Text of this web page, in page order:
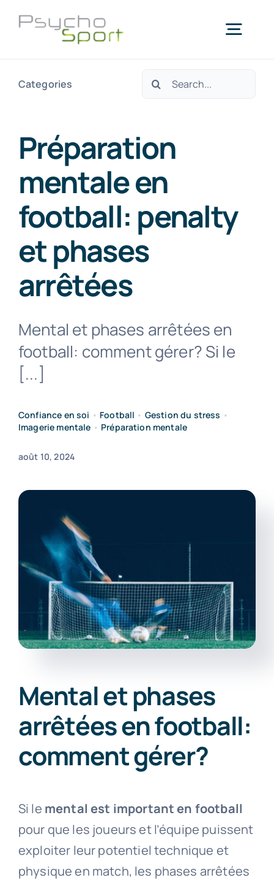
Accueil
Services
Blog
Agenda
Nous contacter
Categories Rechercher:
Préparation
mentale en
football: penalty
et phases
arrêtées
Mental et phases arrêtées en
football: comment gérer? Si le
[...]
Confiance en soi • Football • Gestion du stress •
Imagerie mentale • Préparation mentale
août 10, 2024
Mental et phases
arrêtées en football:
comment gérer?
Si le mental est important en football
pour que les joueurs et l’équipe puissent
exploiter leur potentiel technique et
physique en match, les phases arrêtées